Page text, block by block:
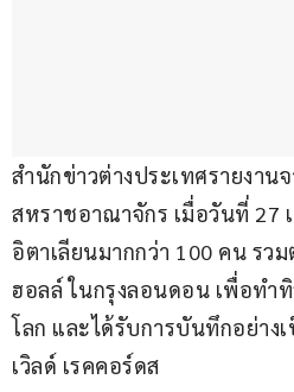
สำนักข่าวต่างประเทศรายงาน
สหราชอาณาจักร เมื่อวันที่ 27
อิตาเลียนมากกว่า 100 คน รว
ฮอลล์ ในกรุงลอนดอน เพื่อทำ
โลก และได้รับการบันทึกอย่าง
เวิลด์ เรคคอร์ดส